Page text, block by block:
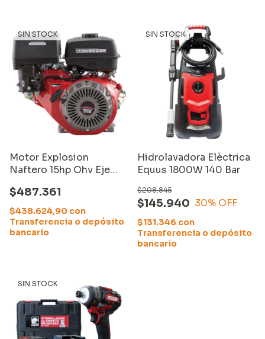
SIN STOCK
Motor Explosion
Naftero 15hp Ohv Eje
$487.361
$438.624,90 con
Transferencia o depósito
bancario
SIN STOCK
Hidrolavadora Elèctrica
Equus 1800W 140 Bar
$145.940
$208.845
30% OFF
$131.346 con
Transferencia o depósito
bancario
SIN STOCK